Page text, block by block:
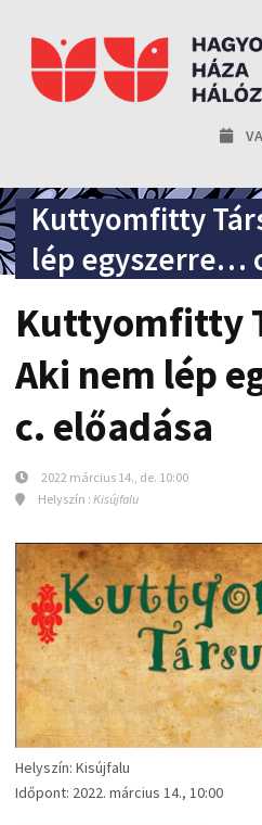
Kuttyomfitty
lép egyszerre…
Kuttyomfitty
Aki nem lép
c. előadása
2022 március 14., de. 10:00
Helyszín : Kisújfalu
Helyszín: Kisújfalu
Időpont: 2022. március 14., 10:00